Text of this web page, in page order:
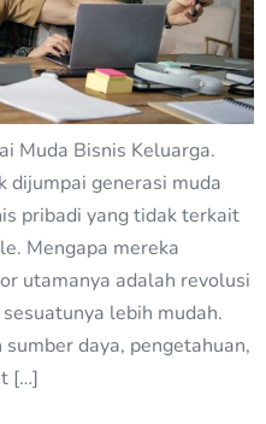
Muda Bisnis Keluarga.
dijumpai generasi muda
pribadi yang tidak terkait
Mengapa mereka
utamanya adalah revolusi
lebih mudah.
daya, pengetahuan,
[…]